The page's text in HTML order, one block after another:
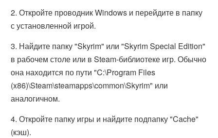
2. Откройте проводник Windows и перейдите в папку
с установленной игрой.
3. Найдите папку "Skyrim" или "Skyrim Special Edition"
в рабочем столе или в Steam-библиотеке игр. Обычно
она находится по пути "C:\Program Files
(x86)\Steam\steamapps\common\Skyrim" или
аналогичном.
4. Откройте папку игры и найдите подпапку "Cache"
(кэш).